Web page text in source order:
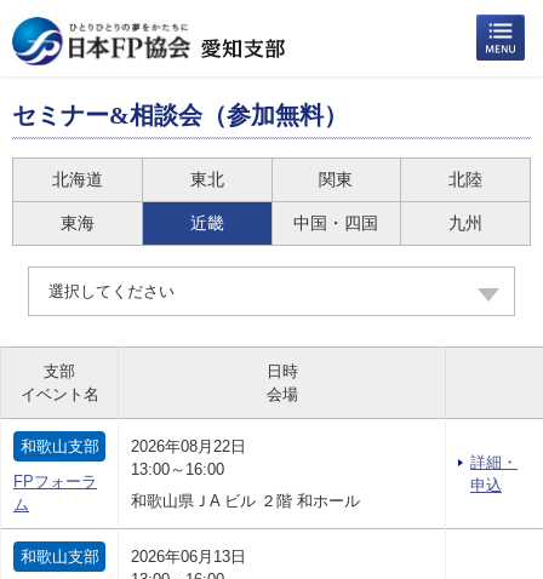
セミナー&相談会（参加無料）
北海道 東北 関東 北陸
東海 近畿 中国・四国 九州
選択してください
支部
イベント名
日時
会場
和歌山支部
FPフォーラ
ム
2026年08月22日
13:00～16:00
和歌山県ＪA ビル ２階 和ホール
詳細・
申込
和歌山支部
2026年06月13日